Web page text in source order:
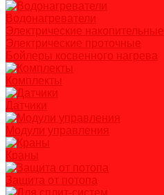
Водонагреватели
Электрические накопительные
Электрические проточные
Бойлеры косвенного нагрева
Комплекты
Датчики
Модули управления
Краны
Защита от потопа